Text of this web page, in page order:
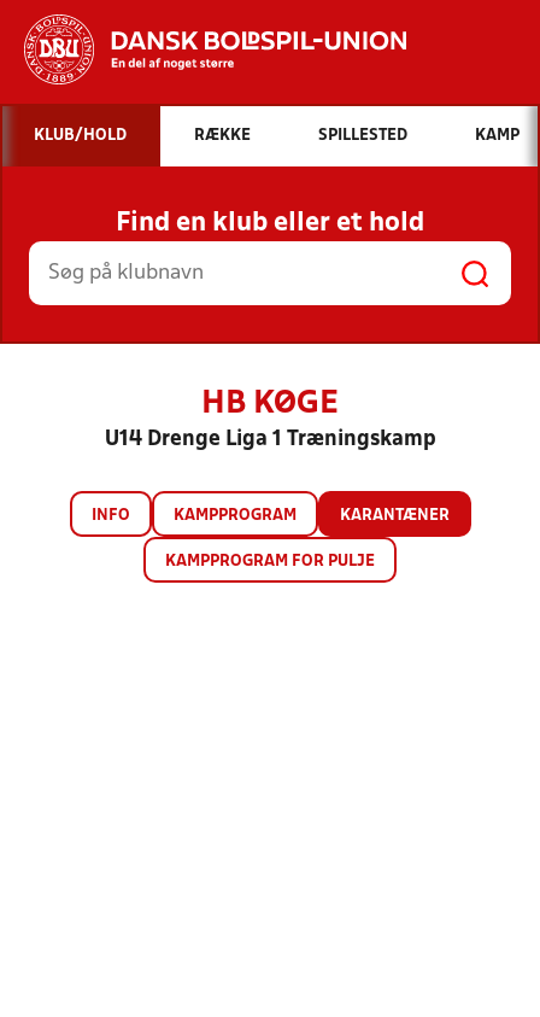
Hvad vil du søge efter?
INDHOLD OG NYHEDER
STILLINGER, RESULTATER, KLUBBER OG
HOLD
KLUB/HOLD RÆKKE SPILLESTED KAMP
Find en klub eller et hold
HB KØGE
U14 Drenge Liga 1 Træningskamp
INFO KAMPPROGRAM KARANTÆNER
KAMPPROGRAM FOR PULJE